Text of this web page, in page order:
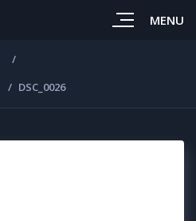
MENU
DSC_0026